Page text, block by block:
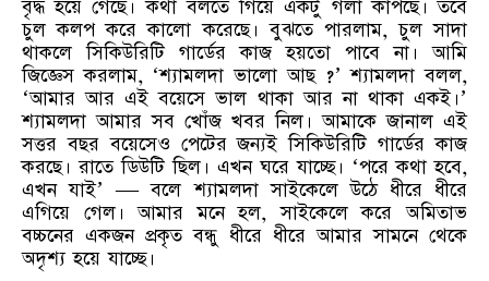
বৃদ্ধ হয়ে গেছে। কথা বলতে গিয়ে একটু গলা কাঁপছে। তবে
চুল কলপ করে কালো করেছে। বুঝতে পারলাম, চুল সাদা
থাকলে সিকিউরিটি গার্ডের কাজ হয়তো পাবে না। আমি
জিজ্ঞেস করলাম, ‘শ্যামলদা ভালো আছ ?’ শ্যামলদা বলল,
‘আমার আর এই বয়েসে ভাল থাকা আর না থাকা একই।’
শ্যামলদা আমার সব খোঁজ খবর নিল। আমাকে জানাল এই
সত্তর বছর বয়েসেও পেটের জন্যই সিকিউরিটি গার্ডের কাজ
করছে। রাতে ডিউটি ছিল। এখন ঘরে যাচ্ছে। ‘পরে কথা হবে,
এখন যাই’ — বলে শ্যামলদা সাইকেলে উঠে ধীরে ধীরে
এগিয়ে গেল। আমার মনে হল, সাইকেলে করে অমিতাভ
বচ্চনের একজন প্রকৃত বন্ধু ধীরে ধীরে আমার সামনে থেকে
অদৃশ্য হয়ে যাচ্ছে।